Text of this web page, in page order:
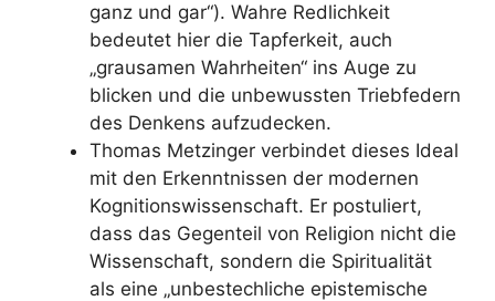
ganz und gar“). Wahre Redlichkeit
bedeutet hier die Tapferkeit, auch
„grausamen Wahrheiten“ ins Auge zu
blicken und die unbewussten Triebfedern
des Denkens aufzudecken.
Thomas Metzinger verbindet dieses Ideal
mit den Erkenntnissen der modernen
Kognitionswissenschaft. Er postuliert,
dass das Gegenteil von Religion nicht die
Wissenschaft, sondern die Spiritualität
als eine „unbestechliche epistemische